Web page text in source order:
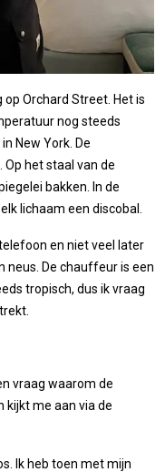
Orchard Street. Het is
nog steeds
New York. De
het staal van de
bakken. In de
lichaam een discobal.
en niet veel later
neus. De chauffeur is een
tropisch, dus ik vraag
vraag waarom de
kijkt me aan via de
Ik heb toen met mijn